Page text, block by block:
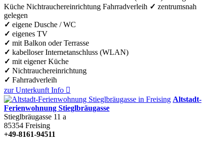
Küche Nichtrauchereinrichtung Fahrradverleih ✓ zentrumsnah
gelegen
✓ eigene Dusche / WC
✓ eigenes TV
✓ mit Balkon oder Terrasse
✓ kabelloser Internetanschluss (WLAN)
✓ mit eigener Küche
✓ Nichtrauchereinrichtung
✓ Fahrradverleih
zur Unterkunft Info 
Altstadt-
Ferienwohnung Stieglbräugasse
Stieglbräugasse 11 a
85354 Freising
+49-8161-94511